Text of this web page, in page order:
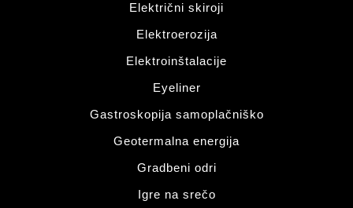
Električni skiroji
Elektroerozija
Elektroinštalacije
Eyeliner
Gastroskopija samoplačniško
Geotermalna energija
Gradbeni odri
Igre na srečo